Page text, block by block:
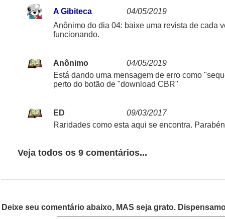
A Gibiteca
04/05/2019
Anônimo do dia 04: baixe uma revista de cada
funcionando.
Anônimo
04/05/2019
Está dando uma mensagem de erro como
perto do botão de "download CBR"
ED
09/03/2017
Raridades como esta aqui se encontra.
Veja todos os 9 comentários...
Deixe seu comentário abaixo, MAS seja grato.